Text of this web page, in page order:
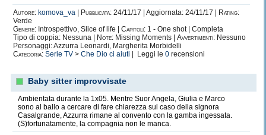
Autore: komova_va Pubblicata: 24/11/17 | Aggiornata: 24/11/17 |
Rating:
Verde
Genere: Introspettivo, Slice of life | Capitoli: 1 - One shot | Completa
Tipo di coppia: Nessuna |
Note: Missing Moments | Avvertimenti: Nessuno
Personaggi: Azzurra Leonardi, Margherita Morbidelli
Categoria: Serie TV > Che Dio ci aiuti | Leggi le 0 recensioni
Baby sitter improvvisate
Ambientata durante la 1x05. Mentre Suor Angela, Giulia e Marco
sono al ballo a cercare di fare chiarezza sul caso della signora
Casalgrande, Azzurra rimane al convento con la gamba ingessata.
(S)fortunatamente, la compagnia non le manca.